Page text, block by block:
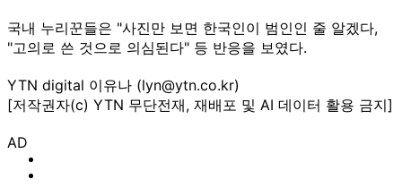
국내 누리꾼들은 "사진만 보면 한국인이 범인인 줄 알겠다,
"고의로 쓴 것으로 의심된다" 등 반응을 보였다.
YTN digital 이유나 (lyn@ytn.co.kr)
[저작권자(c) YTN 무단전재, 재배포 및 AI 데이터 활용 금지]
AD